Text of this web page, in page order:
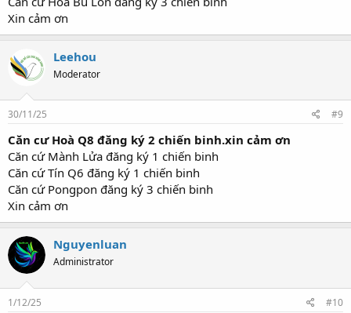
Xin cảm ơn
Leehou
Moderator
30/11/25 #9
Căn cư Hoà Q8 đăng ký 2 chiến binh.xin cảm ơn
Căn cứ Mành Lửa đăng ký 1 chiến binh
Căn cứ Tín Q6 đăng ký 1 chiến binh
Căn cứ Pongpon đăng ký 3 chiến binh
Xin cảm ơn
Nguyenluan
Administrator
1/12/25 #10